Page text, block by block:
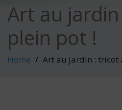
Art au
plein pot !
Home Art au jardin : tricot